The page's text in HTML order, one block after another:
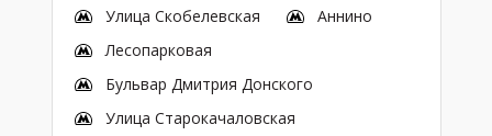
Улица Скобелевская
Аннино
Лесопарковая
Бульвар Дмитрия Донского
Улица Старокачаловская